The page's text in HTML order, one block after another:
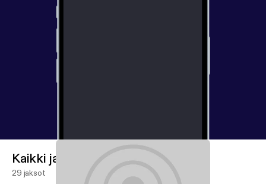
Kaikki jaksot
29 jaksot